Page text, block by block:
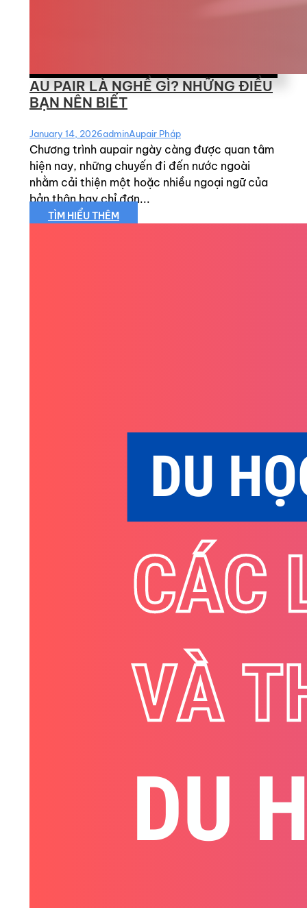
AU PAIR LÀ NGHỀ GÌ? NHỮNG ĐIỀU
BẠN NÊN BIẾT
January 14, 2026adminAupair Pháp
Chương trình aupair ngày càng được quan tâm
hiện nay, những chuyến đi đến nước ngoài
nhằm cải thiện một hoặc nhiều ngoại ngữ của
bản thân hay chỉ đơn...
TÌM HIỂU THÊM